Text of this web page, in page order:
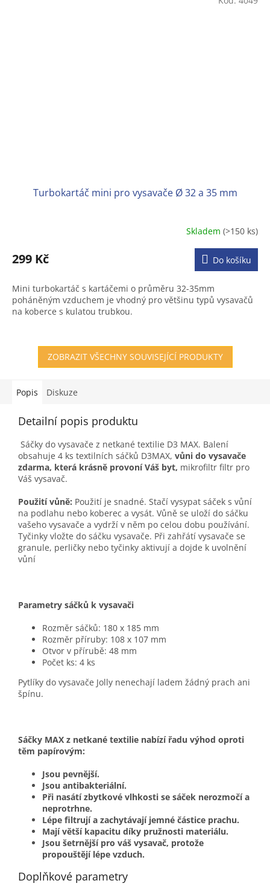
Turbokartáč mini pro vysavače Ø 32 a 35 mm
produktu
je
z
5
hvězdiček.
Skladem(>150 ks)
299 Kč Do košíku
Mini turbokartáč s kartáčemi o průměru 32-35mm
poháněným vzduchem je vhodný pro většinu typů vysavačů
na koberce s kulatou trubkou.
ZOBRAZIT VŠECHNY SOUVISEJÍCÍ PRODUKTY
Popis Diskuze
Detailní popis produktu
Sáčky do vysavače z netkané textilie D3 MAX. Balení
obsahuje 4 ks textilních sáčků D3MAX, vůni do vysavače
zdarma, která krásně provoní Váš byt, mikrofiltr filtr pro
Váš vysavač.
Použití vůně: Použití je snadné. Stačí vysypat sáček s vůní
na podlahu nebo koberec a vysát. Vůně se uloží do sáčku
vašeho vysavače a vydrží v něm po celou dobu používání.
Tyčinky vložte do sáčku vysavače. Při zahřátí vysavače se
granule, perličky nebo tyčinky aktivují a dojde k uvolnění
vůní
Parametry sáčků k vysavači
Rozměr sáčků: 180 x 185 mm
Rozměr příruby: 108 x 107 mm
Otvor v přírubě: 48 mm
Počet ks: 4 ks
Pytlíky do vysavače Jolly nenechají ladem žádný prach ani
špínu.
Sáčky MAX z netkané textilie nabízí řadu výhod oproti
těm papírovým:
Jsou pevnější.
Jsou antibakteriální.
Při nasátí zbytkové vlhkosti se sáček nerozmočí a
neprotrhne.
Lépe filtrují a zachytávají jemné částice prachu.
Mají větší kapacitu díky pružnosti materiálu.
Jsou šetrnější pro váš vysavač, protože
propouštějí lépe vzduch.
Doplňkové parametry